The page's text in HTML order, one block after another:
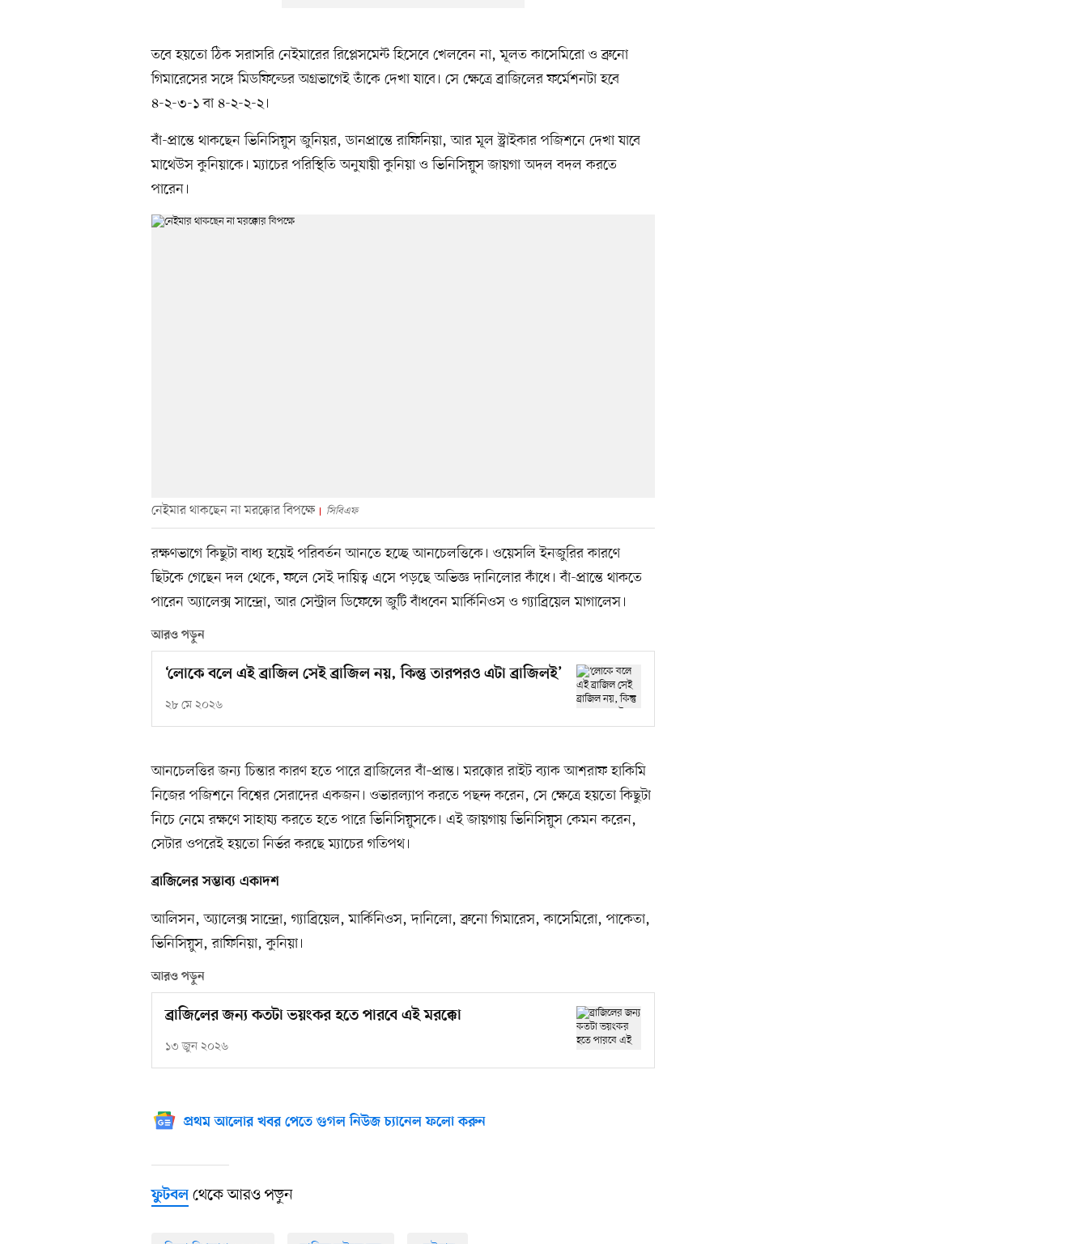
তবে হয়তো ঠিক সরাসরি নেইমারের রিপ্লেসমেন্ট হিসেবে খেলবেন না, মূলত কাসেমিরো ও ব্রুনো
গিমারেসের সঙ্গে মিডফিল্ডের অগ্রভাগেই তাঁকে দেখা যাবে। সে ক্ষেত্রে ব্রাজিলের ফর্মেশনটা হবে
৪-২-৩-১ বা ৪-২-২-২।
বাঁ-প্রান্তে থাকছেন ভিনিসিয়ুস জুনিয়র, ডানপ্রান্তে রাফিনিয়া, আর মূল স্ট্রাইকার পজিশনে দেখা যাবে
মাথেউস কুনিয়াকে। ম্যাচের পরিস্থিতি অনুযায়ী কুনিয়া ও ভিনিসিয়ুস জায়গা অদল বদল করতে
পারেন।
নেইমার থাকছেন না মরক্কোর বিপক্ষে সিবিএফ
রক্ষণভাগে কিছুটা বাধ্য হয়েই পরিবর্তন আনতে হচ্ছে আনচেলত্তিকে। ওয়েসলি ইনজুরির কারণে
ছিটকে গেছেন দল থেকে, ফলে সেই দায়িত্ব এসে পড়ছে অভিজ্ঞ দানিলোর কাঁধে। বাঁ-প্রান্তে থাকতে
পারেন অ্যালেক্স সান্দ্রো, আর সেন্ট্রাল ডিফেন্সে জুটি বাঁধবেন মার্কিনিওস ও গ্যাব্রিয়েল মাগালেস।
আরও পড়ুন
‘লোকে বলে এই ব্রাজিল সেই ব্রাজিল নয়, কিন্তু তারপরও এটা ব্রাজিলই’
২৮ মে ২০২৬
আনচেলত্তির জন্য চিন্তার কারণ হতে পারে ব্রাজিলের বাঁ–প্রান্ত। মরক্কোর রাইট ব্যাক আশরাফ হাকিমি
নিজের পজিশনে বিশ্বের সেরাদের একজন। ওভারল্যাপ করতে পছন্দ করেন, সে ক্ষেত্রে হয়তো কিছুটা
নিচে নেমে রক্ষণে সাহায্য করতে হতে পারে ভিনিসিয়ুসকে। এই জায়গায় ভিনিসিয়ুস কেমন করেন,
সেটার ওপরেই হয়তো নির্ভর করছে ম্যাচের গতিপথ।
ব্রাজিলের সম্ভাব্য একাদশ
আলিসন, অ্যালেক্স সান্দ্রো, গ্যাব্রিয়েল, মার্কিনিওস, দানিলো, ব্রুনো গিমারেস, কাসেমিরো, পাকেতা,
ভিনিসিয়ুস, রাফিনিয়া, কুনিয়া।
আরও পড়ুন
ব্রাজিলের জন্য কতটা ভয়ংকর হতে পারবে এই মরক্কো
১৩ জুন ২০২৬
প্রথম আলোর খবর পেতে গুগল নিউজ চ্যানেল ফলো করুন
ফুটবল থেকে আরও পড়ুন